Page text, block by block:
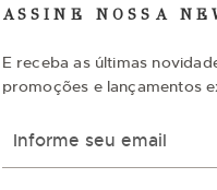
ASSINE NOSSA
E receba as últimas
promoções e lançamentos